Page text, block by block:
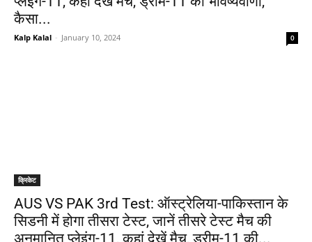
कैसा...
Kalp Kalal - January 10, 2024 0
क्रिकेट
AUS VS PAK 3rd Test: ऑस्ट्रेलिया-पाकिस्तान के
सिडनी में होगा तीसरा टेस्ट, जानें तीसरे टेस्ट मैच की
अनुमानित प्लेइंग-11, कहां देखें मैच, ड्रीम-11 की...